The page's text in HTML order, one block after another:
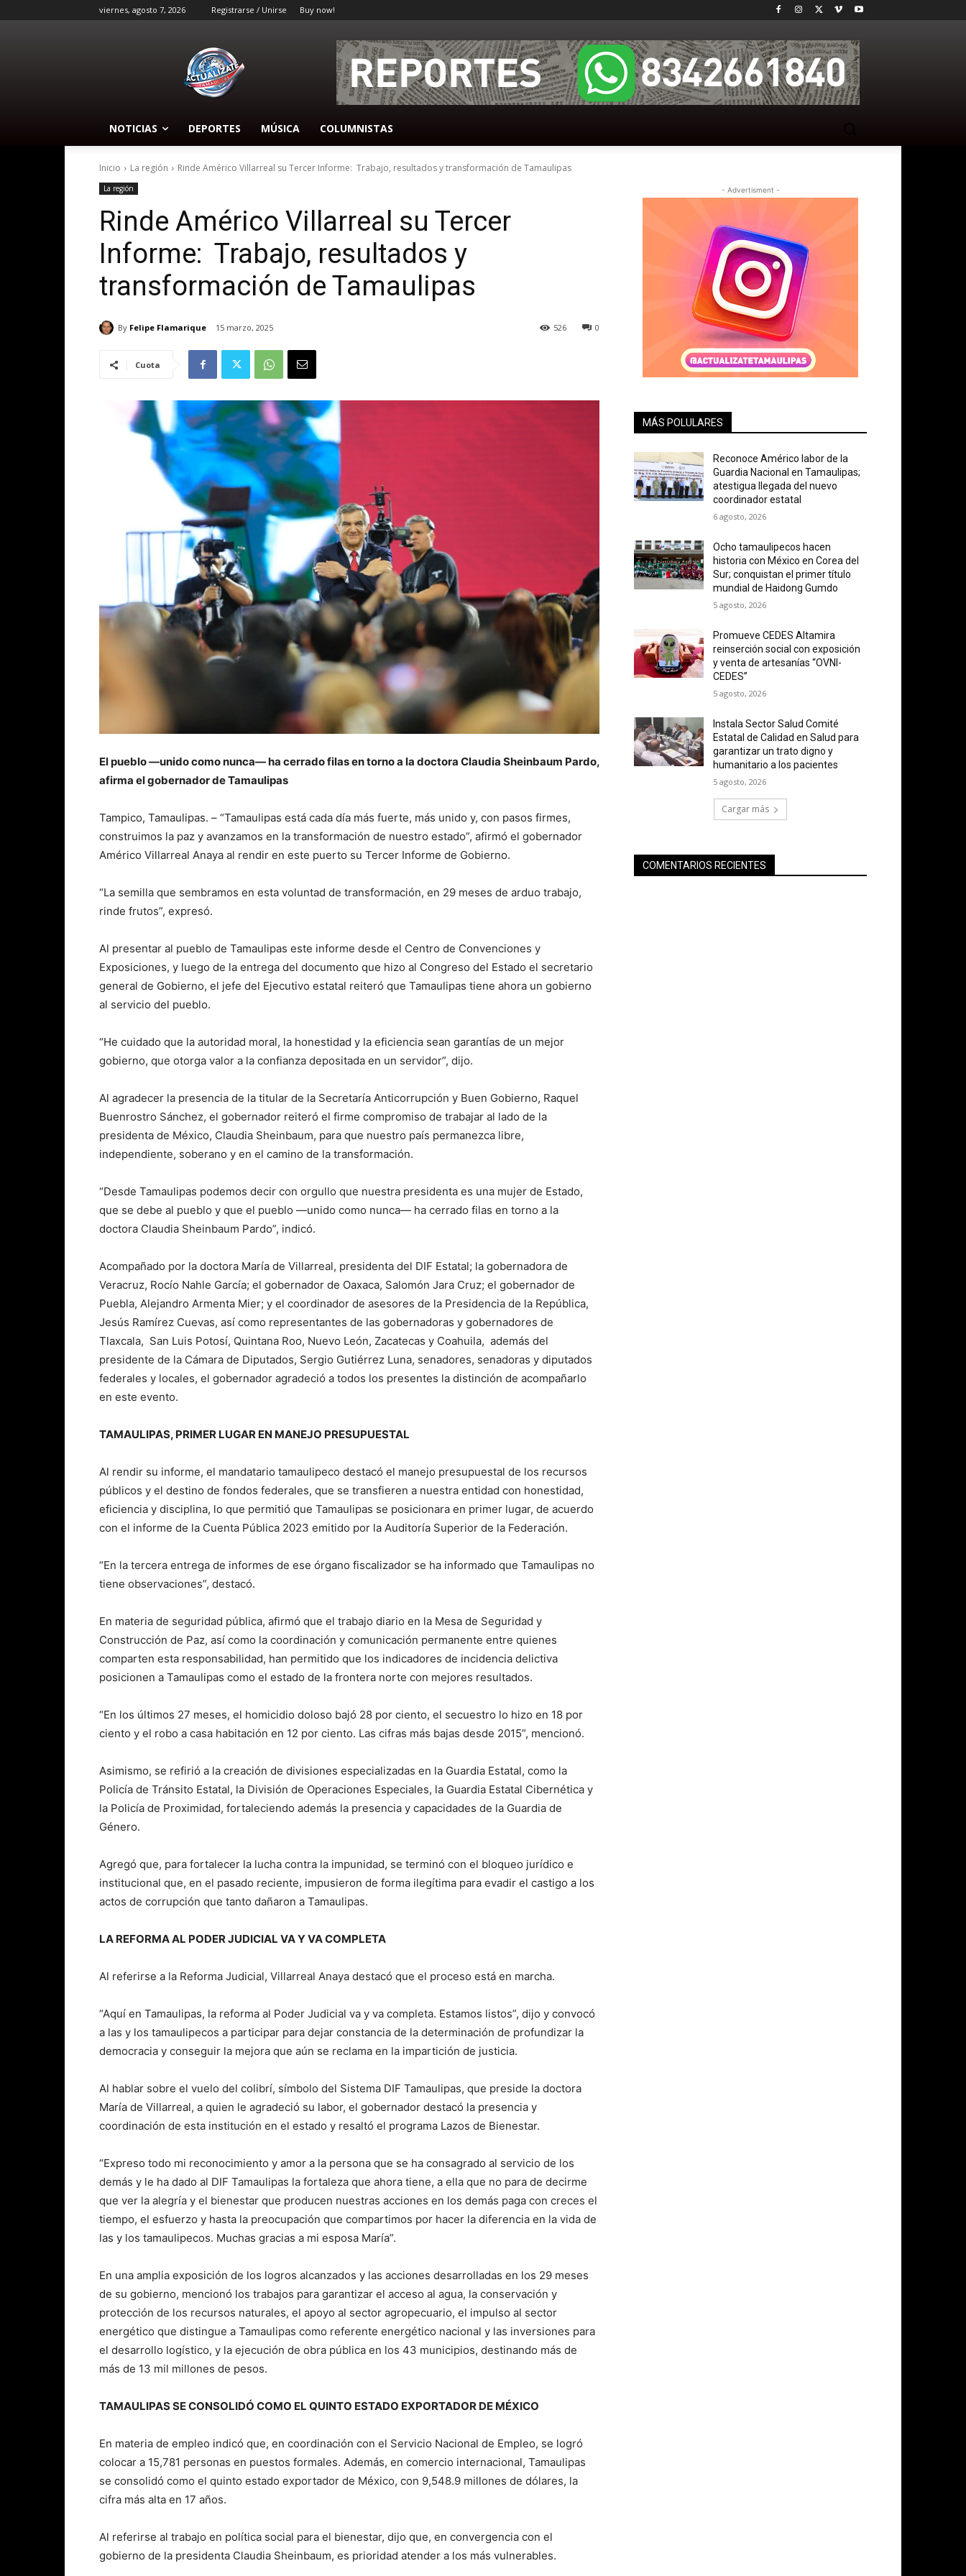
viernes, agosto 7, 2026 Registrarse / Unirse Buy now!
NOTICIAS DEPORTES MÚSICA COLUMNISTAS
Inicio La región Rinde Américo Villarreal su Tercer Informe: Trabajo, resultados y transformación de Tamaulipas
La región
Rinde Américo Villarreal su Tercer
Informe: Trabajo, resultados y
transformación de Tamaulipas
By Felipe Flamarique 15 marzo, 2025 0
526
Cuota
El pueblo —unido como nunca— ha cerrado filas en torno a la doctora Claudia Sheinbaum Pardo,
afirma el gobernador de Tamaulipas
Tampico, Tamaulipas. – “Tamaulipas está cada día más fuerte, más unido y, con pasos firmes,
construimos la paz y avanzamos en la transformación de nuestro estado”, afirmó el gobernador
Américo Villarreal Anaya al rendir en este puerto su Tercer Informe de Gobierno.
“La semilla que sembramos en esta voluntad de transformación, en 29 meses de arduo trabajo,
rinde frutos”, expresó.
Al presentar al pueblo de Tamaulipas este informe desde el Centro de Convenciones y
Exposiciones, y luego de la entrega del documento que hizo al Congreso del Estado el secretario
general de Gobierno, el jefe del Ejecutivo estatal reiteró que Tamaulipas tiene ahora un gobierno
al servicio del pueblo.
“He cuidado que la autoridad moral, la honestidad y la eficiencia sean garantías de un mejor
gobierno, que otorga valor a la confianza depositada en un servidor”, dijo.
Al agradecer la presencia de la titular de la Secretaría Anticorrupción y Buen Gobierno, Raquel
Buenrostro Sánchez, el gobernador reiteró el firme compromiso de trabajar al lado de la
presidenta de México, Claudia Sheinbaum, para que nuestro país permanezca libre,
independiente, soberano y en el camino de la transformación.
“Desde Tamaulipas podemos decir con orgullo que nuestra presidenta es una mujer de Estado,
que se debe al pueblo y que el pueblo —unido como nunca— ha cerrado filas en torno a la
doctora Claudia Sheinbaum Pardo”, indicó.
Acompañado por la doctora María de Villarreal, presidenta del DIF Estatal; la gobernadora de
Veracruz, Rocío Nahle García; el gobernador de Oaxaca, Salomón Jara Cruz; el gobernador de
Puebla, Alejandro Armenta Mier; y el coordinador de asesores de la Presidencia de la República,
Jesús Ramírez Cuevas, así como representantes de las gobernadoras y gobernadores de
Tlaxcala, San Luis Potosí, Quintana Roo, Nuevo León, Zacatecas y Coahuila, además del
presidente de la Cámara de Diputados, Sergio Gutiérrez Luna, senadores, senadoras y diputados
federales y locales, el gobernador agradeció a todos los presentes la distinción de acompañarlo
en este evento.
TAMAULIPAS, PRIMER LUGAR EN MANEJO PRESUPUESTAL
Al rendir su informe, el mandatario tamaulipeco destacó el manejo presupuestal de los recursos
públicos y el destino de fondos federales, que se transfieren a nuestra entidad con honestidad,
eficiencia y disciplina, lo que permitió que Tamaulipas se posicionara en primer lugar, de acuerdo
con el informe de la Cuenta Pública 2023 emitido por la Auditoría Superior de la Federación.
“En la tercera entrega de informes de ese órgano fiscalizador se ha informado que Tamaulipas no
tiene observaciones”, destacó.
En materia de seguridad pública, afirmó que el trabajo diario en la Mesa de Seguridad y
Construcción de Paz, así como la coordinación y comunicación permanente entre quienes
comparten esta responsabilidad, han permitido que los indicadores de incidencia delictiva
posicionen a Tamaulipas como el estado de la frontera norte con mejores resultados.
“En los últimos 27 meses, el homicidio doloso bajó 28 por ciento, el secuestro lo hizo en 18 por
ciento y el robo a casa habitación en 12 por ciento. Las cifras más bajas desde 2015”, mencionó.
Asimismo, se refirió a la creación de divisiones especializadas en la Guardia Estatal, como la
Policía de Tránsito Estatal, la División de Operaciones Especiales, la Guardia Estatal Cibernética y
la Policía de Proximidad, fortaleciendo además la presencia y capacidades de la Guardia de
Género.
Agregó que, para fortalecer la lucha contra la impunidad, se terminó con el bloqueo jurídico e
institucional que, en el pasado reciente, impusieron de forma ilegítima para evadir el castigo a los
actos de corrupción que tanto dañaron a Tamaulipas.
LA REFORMA AL PODER JUDICIAL VA Y VA COMPLETA
Al referirse a la Reforma Judicial, Villarreal Anaya destacó que el proceso está en marcha.
“Aquí en Tamaulipas, la reforma al Poder Judicial va y va completa. Estamos listos”, dijo y convocó
a las y los tamaulipecos a participar para dejar constancia de la determinación de profundizar la
democracia y conseguir la mejora que aún se reclama en la impartición de justicia.
Al hablar sobre el vuelo del colibrí, símbolo del Sistema DIF Tamaulipas, que preside la doctora
María de Villarreal, a quien le agradeció su labor, el gobernador destacó la presencia y
coordinación de esta institución en el estado y resaltó el programa Lazos de Bienestar.
“Expreso todo mi reconocimiento y amor a la persona que se ha consagrado al servicio de los
demás y le ha dado al DIF Tamaulipas la fortaleza que ahora tiene, a ella que no para de decirme
que ver la alegría y el bienestar que producen nuestras acciones en los demás paga con creces el
tiempo, el esfuerzo y hasta la preocupación que compartimos por hacer la diferencia en la vida de
las y los tamaulipecos. Muchas gracias a mi esposa María”.
En una amplia exposición de los logros alcanzados y las acciones desarrolladas en los 29 meses
de su gobierno, mencionó los trabajos para garantizar el acceso al agua, la conservación y
protección de los recursos naturales, el apoyo al sector agropecuario, el impulso al sector
energético que distingue a Tamaulipas como referente energético nacional y las inversiones para
el desarrollo logístico, y la ejecución de obra pública en los 43 municipios, destinando más de
más de 13 mil millones de pesos.
TAMAULIPAS SE CONSOLIDÓ COMO EL QUINTO ESTADO EXPORTADOR DE MÉXICO
En materia de empleo indicó que, en coordinación con el Servicio Nacional de Empleo, se logró
colocar a 15,781 personas en puestos formales. Además, en comercio internacional, Tamaulipas
se consolidó como el quinto estado exportador de México, con 9,548.9 millones de dólares, la
cifra más alta en 17 años.
Al referirse al trabajo en política social para el bienestar, dijo que, en convergencia con el
gobierno de la presidenta Claudia Sheinbaum, es prioridad atender a los más vulnerables.
- Advertisment -
MÁS POLULARES
Reconoce Américo labor de la
Guardia Nacional en Tamaulipas;
atestigua llegada del nuevo
coordinador estatal
6 agosto, 2026
Ocho tamaulipecos hacen
historia con México en Corea del
Sur; conquistan el primer título
mundial de Haidong Gumdo
5 agosto, 2026
Promueve CEDES Altamira
reinserción social con exposición
y venta de artesanías “OVNI-
CEDES”
5 agosto, 2026
Instala Sector Salud Comité
Estatal de Calidad en Salud para
garantizar un trato digno y
humanitario a los pacientes
5 agosto, 2026
Cargar más
COMENTARIOS RECIENTES